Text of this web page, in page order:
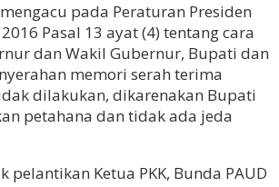
pada Peraturan Presiden
Pasal 13 ayat (4) tentang cara
dan Wakil Gubernur, Bupati dan
memori serah terima
dilakukan, dikarenakan Bupati
petahana dan tidak ada jeda
pelantikan Ketua PKK, Bunda PAUD